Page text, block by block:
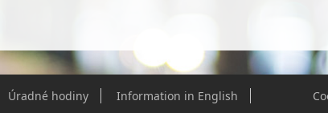
Úradné hodiny Information in English